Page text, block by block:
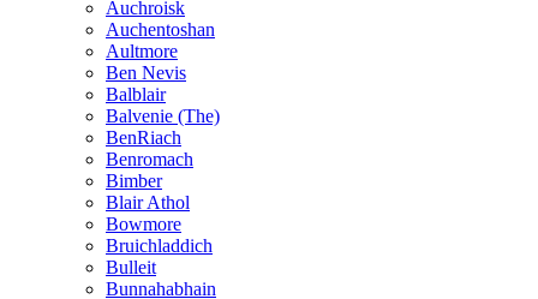
Auchroisk
Auchentoshan
Aultmore
Ben Nevis
Balblair
Balvenie (The)
BenRiach
Benromach
Bimber
Blair Athol
Bowmore
Bruichladdich
Bulleit
Bunnahabhain